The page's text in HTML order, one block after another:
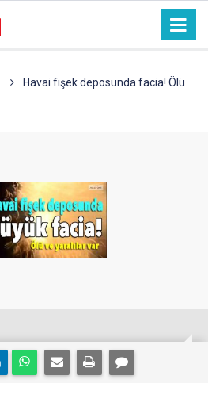
Havai fişek deposunda facia! Ölü